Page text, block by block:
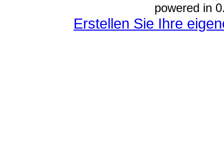
powered in
Erstellen Sie Ihre